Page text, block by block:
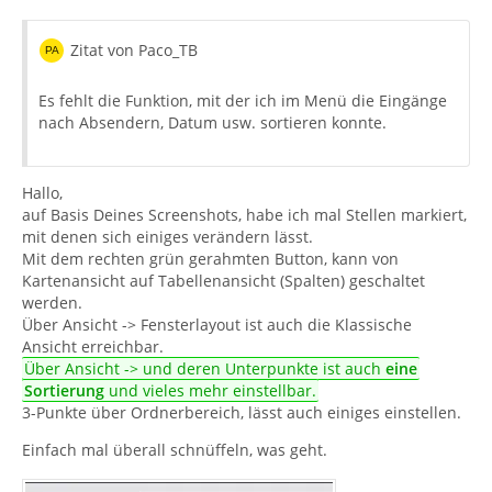
Zitat von Paco_TB
Es fehlt die Funktion, mit der ich im Menü die Eingänge
nach Absendern, Datum usw. sortieren konnte.
Hallo,
auf Basis Deines Screenshots, habe ich mal Stellen markiert,
mit denen sich einiges verändern lässt.
Mit dem rechten grün gerahmten Button, kann von
Kartenansicht auf Tabellenansicht (Spalten) geschaltet
werden.
Über Ansicht -> Fensterlayout ist auch die Klassische
Ansicht erreichbar.
Über Ansicht -> und deren Unterpunkte ist aucheine
Sortierung und vieles mehr einstellbar.
3-Punkte über Ordnerbereich, lässt auch einiges einstellen.
Einfach mal überall schnüffeln, was geht.